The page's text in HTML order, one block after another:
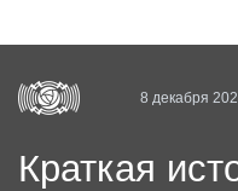
8 декабря
Краткая